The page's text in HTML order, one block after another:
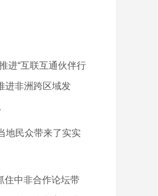
进“互联互通伙伴行
进非洲跨区域发
地民众带来了实实
中非合作论坛带